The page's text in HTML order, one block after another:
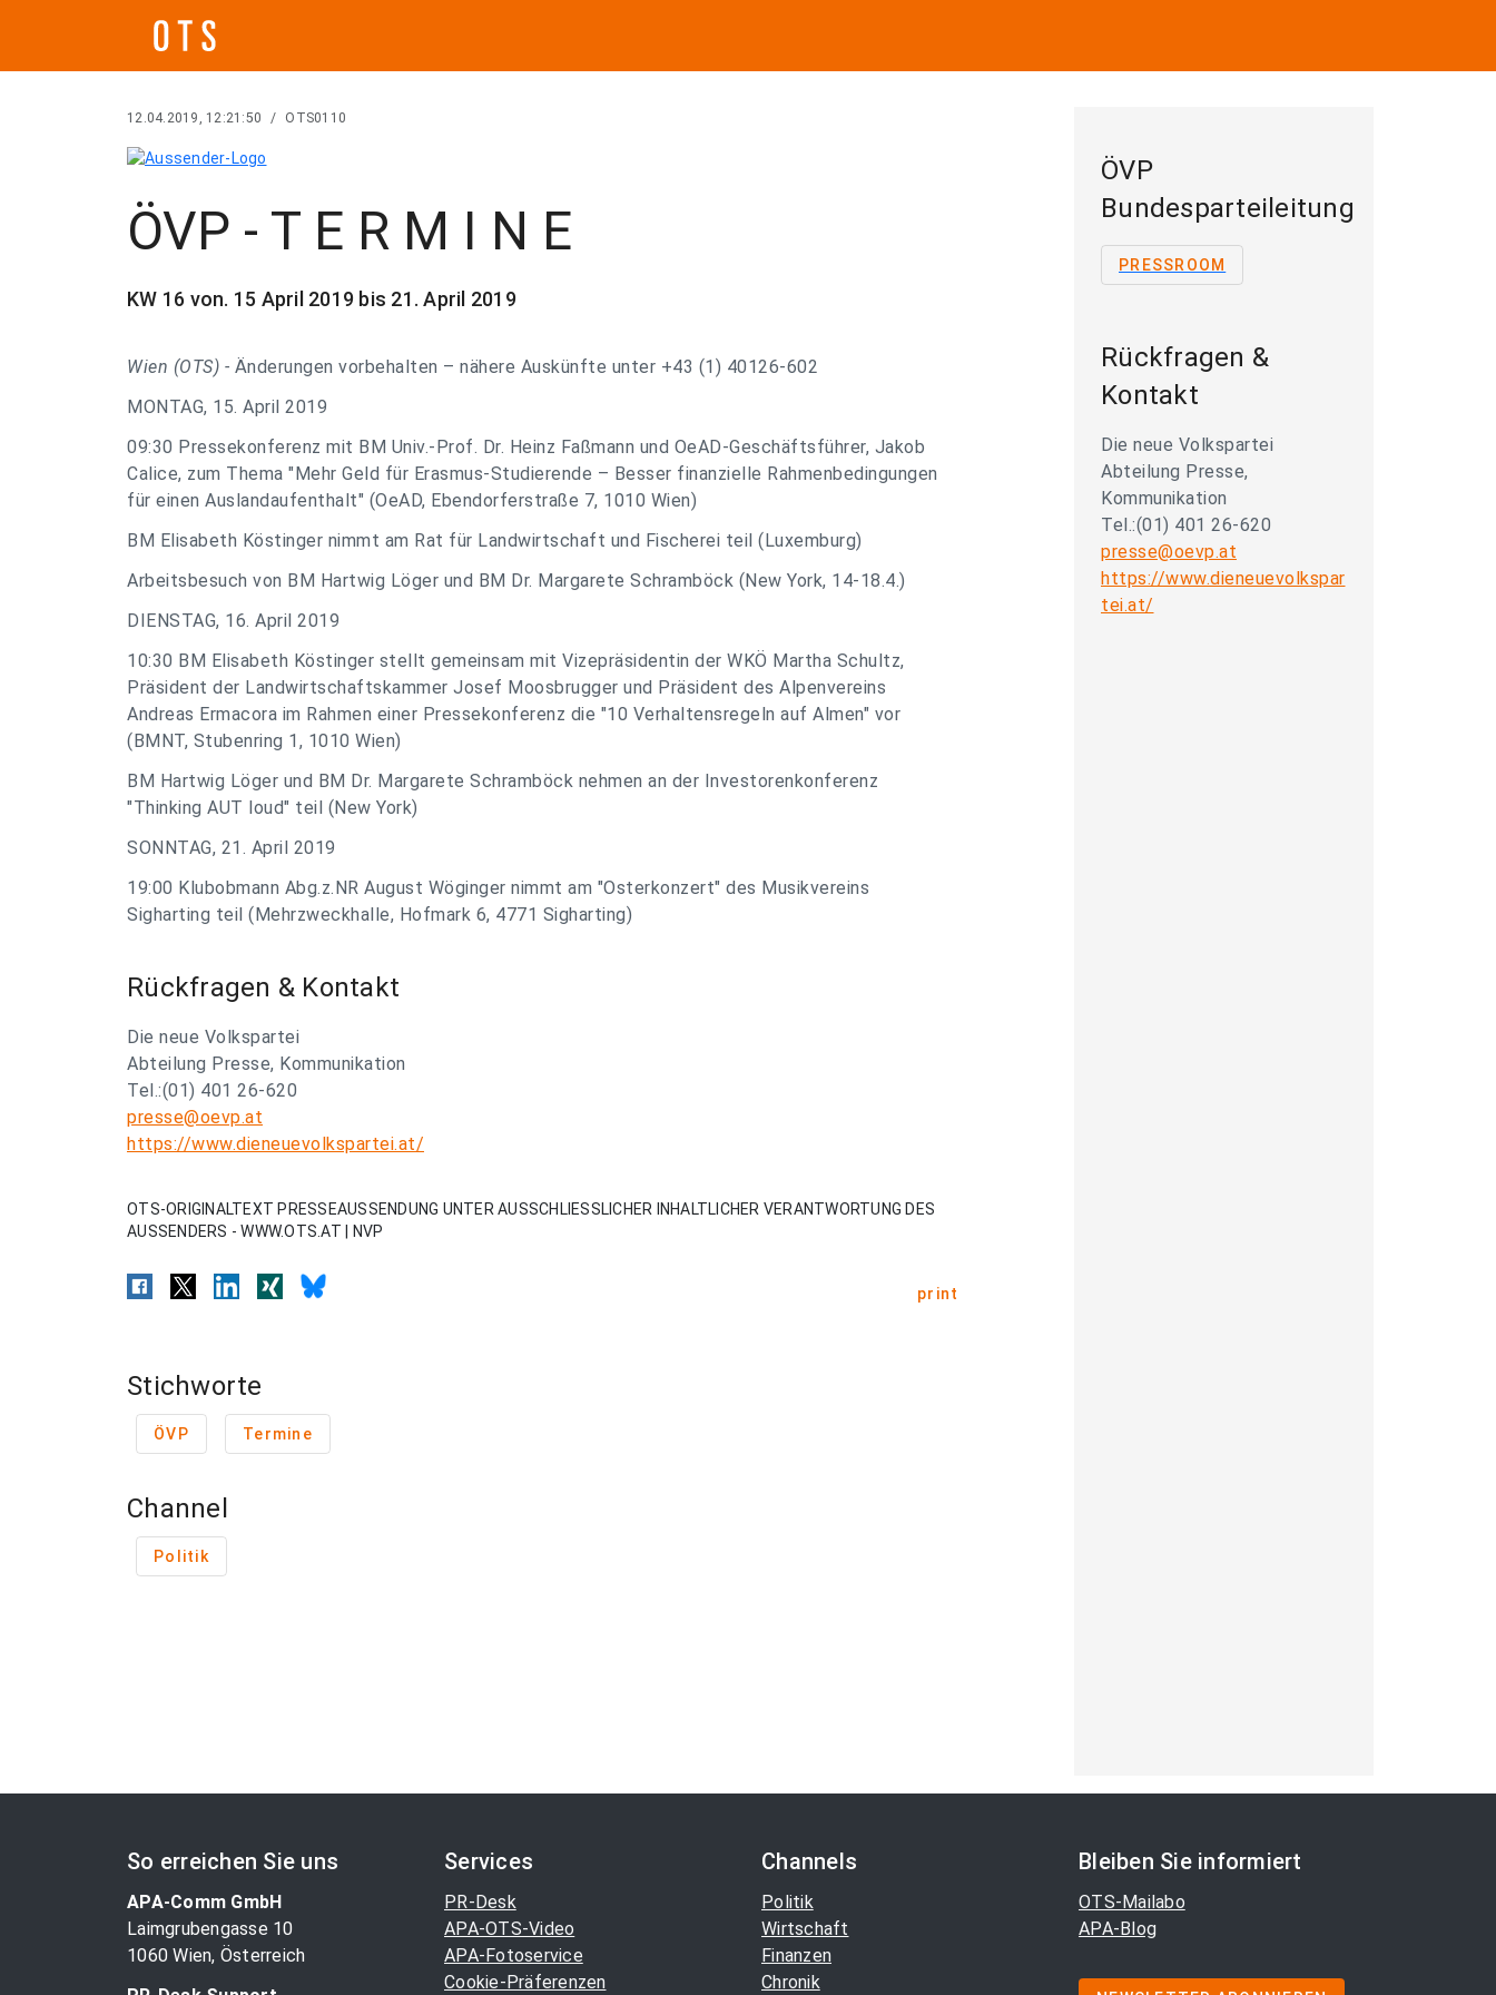
12.04.2019, 12:21:50 / OTS0110
ÖVP - T E R M I N E
KW 16 von. 15 April 2019 bis 21. April 2019
Wien (OTS) - Änderungen vorbehalten – nähere Auskünfte unter +43 (1) 40126-602
MONTAG, 15. April 2019
09:30 Pressekonferenz mit BM Univ.-Prof. Dr. Heinz Faßmann und OeAD-Geschäftsführer, Jakob
Calice, zum Thema "Mehr Geld für Erasmus-Studierende – Besser finanzielle Rahmenbedingungen
für einen Auslandaufenthalt" (OeAD, Ebendorferstraße 7, 1010 Wien)
BM Elisabeth Köstinger nimmt am Rat für Landwirtschaft und Fischerei teil (Luxemburg)
Arbeitsbesuch von BM Hartwig Löger und BM Dr. Margarete Schramböck (New York, 14-18.4.)
DIENSTAG, 16. April 2019
10:30 BM Elisabeth Köstinger stellt gemeinsam mit Vizepräsidentin der WKÖ Martha Schultz,
Präsident der Landwirtschaftskammer Josef Moosbrugger und Präsident des Alpenvereins
Andreas Ermacora im Rahmen einer Pressekonferenz die "10 Verhaltensregeln auf Almen" vor
(BMNT, Stubenring 1, 1010 Wien)
BM Hartwig Löger und BM Dr. Margarete Schramböck nehmen an der Investorenkonferenz
"Thinking AUT loud" teil (New York)
SONNTAG, 21. April 2019
19:00 Klubobmann Abg.z.NR August Wöginger nimmt am "Osterkonzert" des Musikvereins
Sigharting teil (Mehrzweckhalle, Hofmark 6, 4771 Sigharting)
Rückfragen & Kontakt
Die neue Volkspartei
Abteilung Presse, Kommunikation
Tel.:(01) 401 26-620
presse@oevp.at
https://www.dieneuevolkspartei.at/
OTS-ORIGINALTEXT PRESSEAUSSENDUNG UNTER AUSSCHLIESSLICHER INHALTLICHER VERANTWORTUNG DES
AUSSENDERS - WWW.OTS.AT | NVP
print
Stichworte
ÖVP Termine
Channel
Politik
ÖVP
Bundesparteileitung
PRESSROOM
Rückfragen &
Kontakt
Die neue Volkspartei
Abteilung Presse,
Kommunikation
Tel.:(01) 401 26-620
presse@oevp.at
https://www.dieneuevolkspar
tei.at/
So erreichen Sie uns
APA-Comm GmbH
Laimgrubengasse 10
1060 Wien, Österreich
Services
PR-Desk
APA-OTS-Video
APA-Fotoservice
Cookie-Präferenzen
Channels
Politik
Wirtschaft
Finanzen
Chronik
Bleiben Sie informiert
OTS-Mailabo
APA-Blog